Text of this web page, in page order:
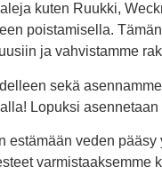
kuten Ruukki,
poistamisella.
ja vahvistamme
sekä
Lopuksi
veden